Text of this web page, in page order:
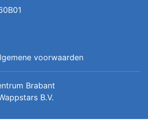
voorwaarden
Brabant
B.V.